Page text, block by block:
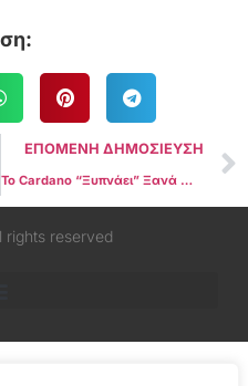
ΕΠΟΜΕΝΗ ΔΗΜΟΣΙΕΥΣΗ
Το Cardano “Ξυπνάει” Ξανά — Ο Hoskinson Υπόσχεται Επανάσταση και Όλοι Ρωτούν: Είναι η Τελευταία Ευκαιρία για το ADA;
reserved